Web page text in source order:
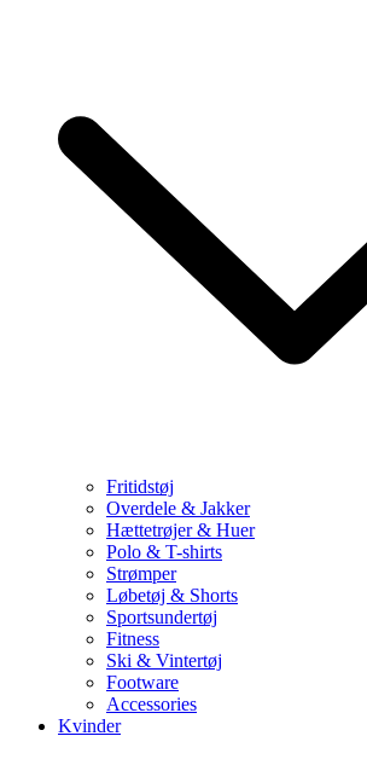
Fritidstøj
Overdele & Jakker
Hættetrøjer & Huer
Polo & T-shirts
Strømper
Løbetøj & Shorts
Sportsundertøj
Fitness
Ski & Vintertøj
Footware
Accessories
Kvinder